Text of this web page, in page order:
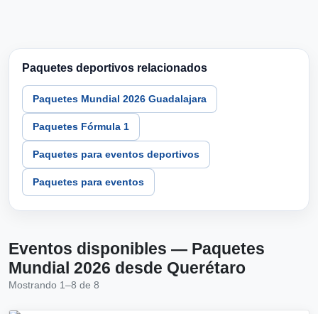
Paquetes deportivos relacionados
Paquetes Mundial 2026 Guadalajara
Paquetes Fórmula 1
Paquetes para eventos deportivos
Paquetes para eventos
Eventos disponibles — Paquetes
Mundial 2026 desde Querétaro
Mostrando 1–8 de 8